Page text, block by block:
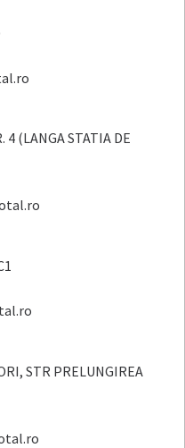
4 (LANGA STATIA DE
STR PRELUNGIREA